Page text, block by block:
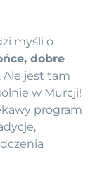
myśli o
dobre
. Ale jest tam
w Murcji!
program